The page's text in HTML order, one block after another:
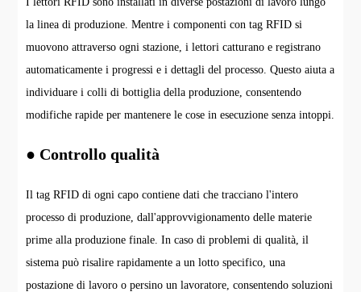
la linea di produzione. Mentre i componenti con tag RFID si
muovono attraverso ogni stazione, i lettori catturano e registrano
automaticamente i progressi e i dettagli del processo. Questo aiuta a
individuare i colli di bottiglia della produzione, consentendo
modifiche rapide per mantenere le cose in esecuzione senza intoppi.
● Controllo qualità
Il tag RFID di ogni capo contiene dati che tracciano l'intero
processo di produzione, dall'approvvigionamento delle materie
prime alla produzione finale. In caso di problemi di qualità, il
sistema può risalire rapidamente a un lotto specifico, una
postazione di lavoro o persino un lavoratore, consentendo soluzioni